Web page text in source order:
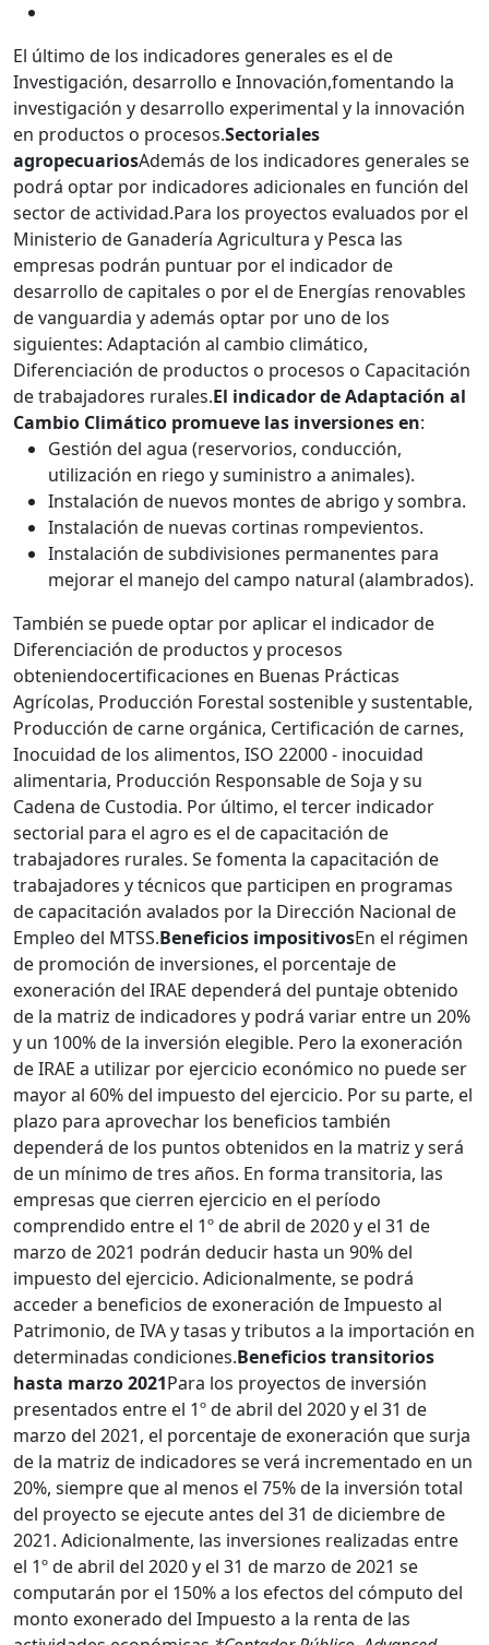
El último de los indicadores generales es el de
Investigación, desarrollo e Innovación,fomentando la
investigación y desarrollo experimental y la innovación
en productos o procesos.Sectoriales
agropecuariosAdemás de los indicadores generales se
podrá optar por indicadores adicionales en función del
sector de actividad.Para los proyectos evaluados por el
Ministerio de Ganadería Agricultura y Pesca las
empresas podrán puntuar por el indicador de
desarrollo de capitales o por el de Energías renovables
de vanguardia y además optar por uno de los
siguientes: Adaptación al cambio climático,
Diferenciación de productos o procesos o Capacitación
de trabajadores rurales.El indicador de Adaptación al
Cambio Climático promueve las inversiones en:
Gestión del agua (reservorios, conducción,
utilización en riego y suministro a animales).
Instalación de nuevos montes de abrigo y sombra.
Instalación de nuevas cortinas rompevientos.
Instalación de subdivisiones permanentes para
mejorar el manejo del campo natural (alambrados).
También se puede optar por aplicar el indicador de
Diferenciación de productos y procesos
obteniendocertificaciones en Buenas Prácticas
Agrícolas, Producción Forestal sostenible y sustentable,
Producción de carne orgánica, Certificación de carnes,
Inocuidad de los alimentos, ISO 22000 - inocuidad
alimentaria, Producción Responsable de Soja y su
Cadena de Custodia. Por último, el tercer indicador
sectorial para el agro es el de capacitación de
trabajadores rurales. Se fomenta la capacitación de
trabajadores y técnicos que participen en programas
de capacitación avalados por la Dirección Nacional de
Empleo del MTSS.Beneficios impositivosEn el régimen
de promoción de inversiones, el porcentaje de
exoneración del IRAE dependerá del puntaje obtenido
de la matriz de indicadores y podrá variar entre un 20%
y un 100% de la inversión elegible. Pero la exoneración
de IRAE a utilizar por ejercicio económico no puede ser
mayor al 60% del impuesto del ejercicio. Por su parte, el
plazo para aprovechar los beneficios también
dependerá de los puntos obtenidos en la matriz y será
de un mínimo de tres años. En forma transitoria, las
empresas que cierren ejercicio en el período
comprendido entre el 1º de abril de 2020 y el 31 de
marzo de 2021 podrán deducir hasta un 90% del
impuesto del ejercicio. Adicionalmente, se podrá
acceder a beneficios de exoneración de Impuesto al
Patrimonio, de IVA y tasas y tributos a la importación en
determinadas condiciones.Beneficios transitorios
hasta marzo 2021Para los proyectos de inversión
presentados entre el 1º de abril del 2020 y el 31 de
marzo del 2021, el porcentaje de exoneración que surja
de la matriz de indicadores se verá incrementado en un
20%, siempre que al menos el 75% de la inversión total
del proyecto se ejecute antes del 31 de diciembre de
2021. Adicionalmente, las inversiones realizadas entre
el 1º de abril del 2020 y el 31 de marzo de 2021 se
computarán por el 150% a los efectos del cómputo del
monto exonerado del Impuesto a la renta de las